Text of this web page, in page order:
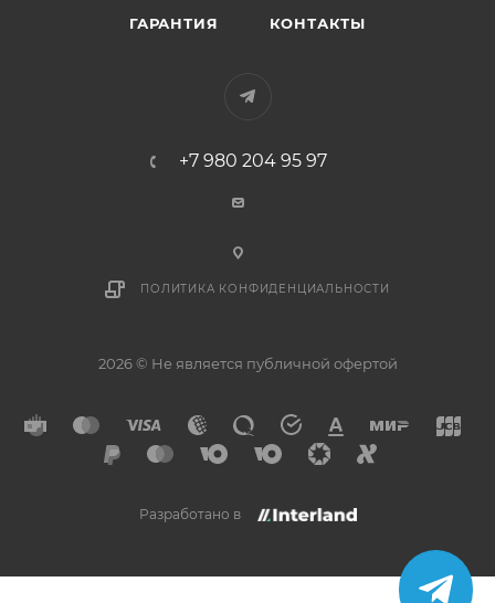
ГАРАНТИЯ КОНТАКТЫ
+7 980 204 95 97
ПОЛИТИКА КОНФИДЕНЦИАЛЬНОСТИ
2026 © Не является публичной офертой
Разработано в